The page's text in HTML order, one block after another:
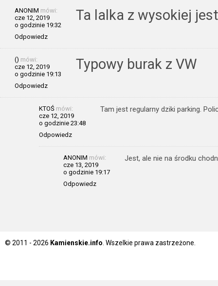
ANONIM mówi:
cze 12, 2019
o godzinie 19:32
Odpowiedz
Ta lalka z wysokiej
() mówi:
cze 12, 2019
o godzinie 19:13
Odpowiedz
Typowy burak z VW
KTOŚ mówi:
cze 12, 2019
o godzinie 23:48
Odpowiedz
Tam jest regularny dziki parking.
ANONIM mówi:
cze 13, 2019
o godzinie 19:17
Odpowiedz
Jest, ale nie na środku
© 2011 - 2026 Kamienskie.info . Wszelkie prawa zastrzeżone.